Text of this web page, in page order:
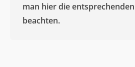
man hier die
beachten.